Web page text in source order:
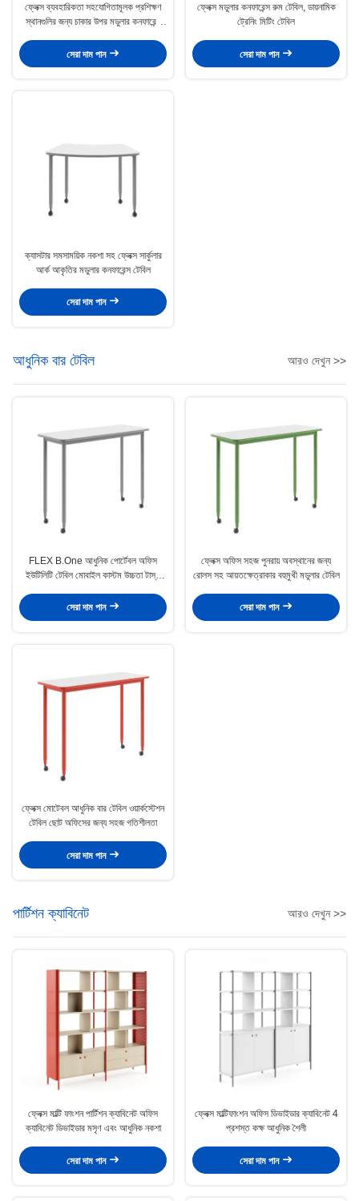
ফ্লেক্স ব্যবহারিকতা সহযোগিতামূলক প্রশিক্ষণ
স্থানগুলির জন্য চাকার উপর মডুলার কনফারেন্স
সেরা দাম পান
ফ্লেক্স মডুলার কনফারেন্স রুম টেবিল, ডায়নামিক
ট্রেনিং মিটিং টেবিল
সেরা দাম পান
ক্যাসটার সমসাময়িক নকশা সহ ফ্লেক্স সার্কুলার
আর্ক আকৃতির মডুলার কনফারেন্স টেবিল
সেরা দাম পান
আধুনিক বার টেবিল আরও দেখুন >>
FLEX B.One আধুনিক পোর্টেবল অফিস
ইউটিলিটি টেবিল মোবাইল কাস্টম উচ্চতা টাস্ক
সেরা দাম পান
ফ্লেক্স অফিস সহজ পুনরায় অবস্থানের জন্য
রোলস সহ আয়তক্ষেত্রাকার বহুমুখী মডুলার টেবিল
সেরা দাম পান
ফ্লেক্স মোটেবল আধুনিক বার টেবিল ওয়ার্কস্টেশন
টেবিল ছোট অফিসের জন্য সহজ গতিশীলতা
সেরা দাম পান
পার্টিশন ক্যাবিনেট আরও দেখুন >>
ফ্লেক্স মাল্টি ফাংশন পার্টিশন ক্যাবিনেট অফিস
ক্যাবিনেট ডিভাইডার মসৃণ এবং আধুনিক নকশা
সেরা দাম পান
ফ্লেক্স মাল্টিফাংশন অফিস ডিভাইডার ক্যাবিনেট 4
প্রশস্ত কক্ষ আধুনিক শৈলী
সেরা দাম পান